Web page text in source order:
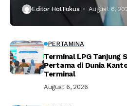
Editor HotFokus August 6,
PERTAMINA
Terminal LPG Tanjung
Pertama di Dunia
Terminal
August 6, 2026